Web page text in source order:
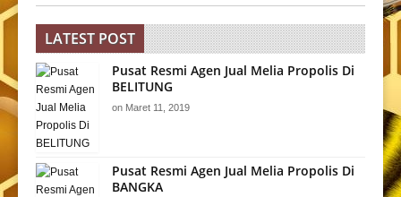
LATEST POST
Pusat Resmi Agen Jual Melia Propolis Di
BELITUNG
on Maret 11, 2019
Pusat Resmi Agen Jual Melia Propolis Di
BANGKA